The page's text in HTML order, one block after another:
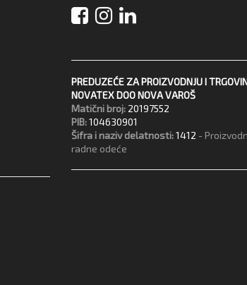
PREDUZEĆE ZA PROIZVODNJU I
NOVATEX DOO NOVA VAROŠ
Matični broj: 20197552
PIB:104630901
Šifra i naziv delatnosti:1412 -
radne odeće